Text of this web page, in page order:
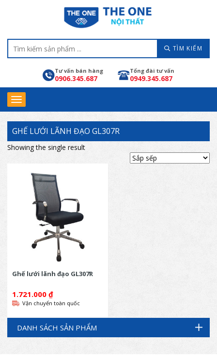
TÌM KIẾM
Tư vấn bán hàng
0906.345.687
Tổng đài tư vấn
0949.345.687
GHẾ LƯỚI LÃNH ĐẠO GL307R
Showing the single result
Ghế lưới lãnh đạo GL307R
1.721.000 ₫
Vận chuyển toàn quốc
DANH SÁCH SẢN PHẨM